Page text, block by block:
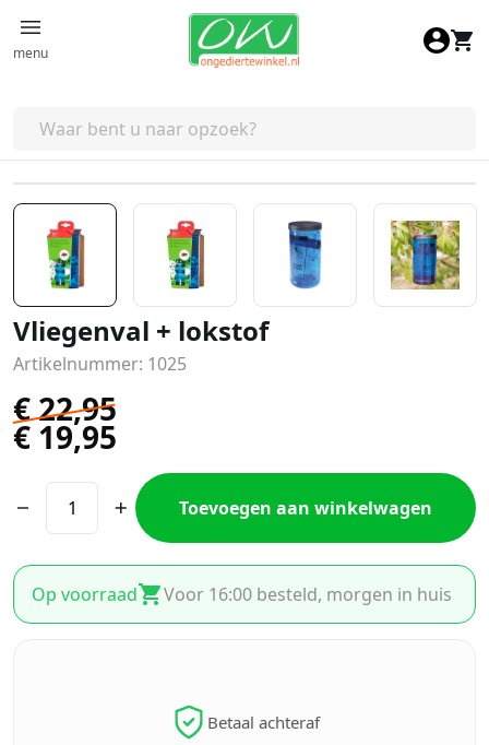
menu
13% Korting
Vliegenval + lokstof
Artikelnummer: 1025
€22,95
€ 19,95
Toevoegen aan winkelwagen
Op voorraad Voor 16:00 besteld, morgen in huis
Betaal achteraf